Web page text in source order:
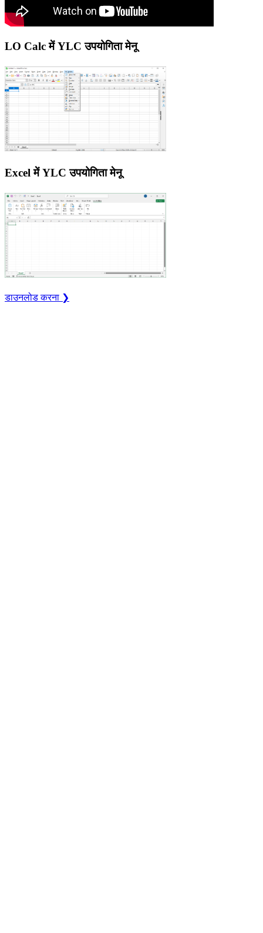
LO Calc में YLC उपयोगिता मेनू
Excel में YLC उपयोगिता मेनू
डाउनलोड करना ❯